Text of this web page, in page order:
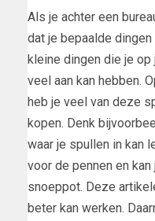
Als je achter een
dat je bepaalde
kleine dingen die je op
veel aan kan hebben.
heb je veel van deze
kopen. Denk
waar je spullen in kan
voor de pennen en
snoeppot. Deze
beter kan werken.